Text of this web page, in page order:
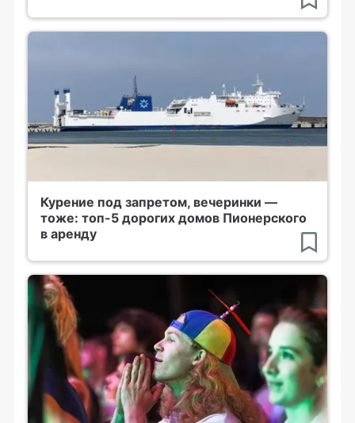
Курение под запретом, вечеринки —
тоже: топ-5 дорогих домов Пионерского
в аренду